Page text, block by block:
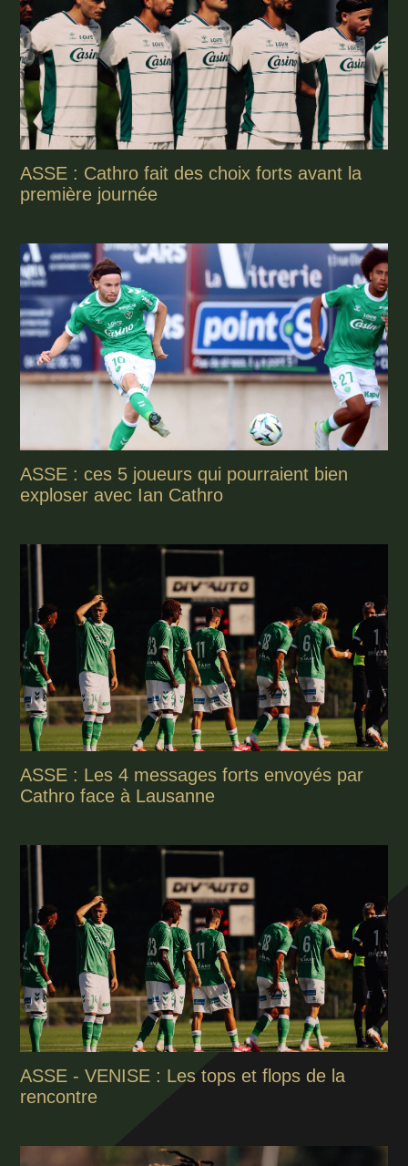
ASSE : Cathro fait des choix forts avant la
première journée
ASSE : ces 5 joueurs qui pourraient bien
exploser avec Ian Cathro
ASSE : Les 4 messages forts envoyés par
Cathro face à Lausanne
ASSE - VENISE : Les tops et flops de la
rencontre